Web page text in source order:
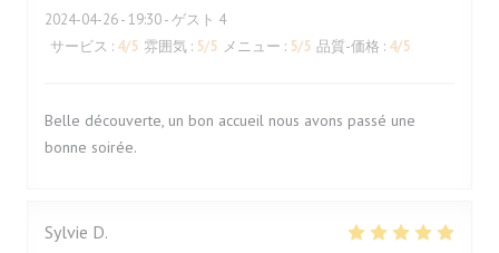
2024-04-26- 19:30 - ゲスト 4
サービス : 4/5 雰囲気 : 5/5 メニュー : 5/5 品質-価格 : 4/5
Belle découverte, un bon accueil nous avons passé une
bonne soirée.
Sylvie D